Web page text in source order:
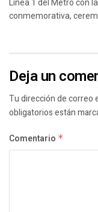
Línea 1 del Metro con
conmemorativa,
Deja un
Tu dirección de correo
obligatorios están
Comentario *